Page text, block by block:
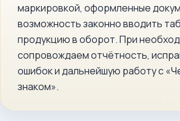
маркировкой, оформленные
возможность законно вводить
продукцию в оборот. При
сопровождаем отчётность,
ошибок и дальнейшую работу с
знаком».